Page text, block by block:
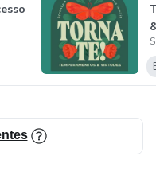
fim de cada aula